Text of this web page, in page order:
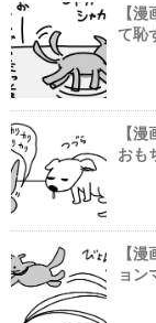
【
て恥
【
おも
【
ョン